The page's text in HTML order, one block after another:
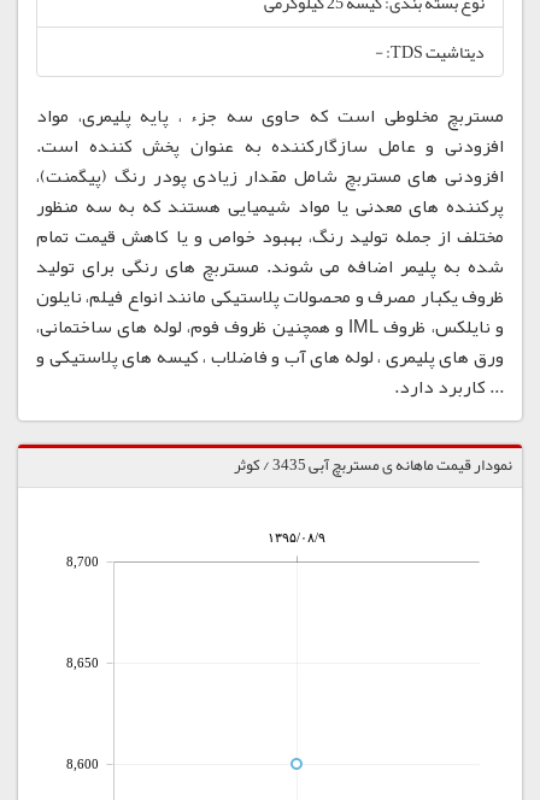
دیتاشیت TDS: -
مستربچ مخلوطی است که حاوی سه جزء ، پایه پلیمری، مواد
افزودنی و عامل سازگارکننده به عنوان پخش کننده است.
افزودنی های مستربچ شامل مقدار زیادی پودر رنگ (پیگمنت)،
پرکننده های معدنی یا مواد شیمیایی هستند که به سه منظور
مختلف از جمله تولید رنگ، بهبود خواص و یا کاهش قیمت تمام
شده به پلیمر اضافه می شوند. مستربچ های رنگی برای تولید
ظروف یکبار مصرف و محصولات پلاستیکی مانند انواع فیلم، نایلون
و نایلکس، ظروف IML و همچنین ظروف فوم، لوله های ساختمانی،
ورق های پلیمری ، لوله های آب و فاضلاب ، کیسه های پلاستیکی و
... کاربرد دارد.
نمودار قیمت ماهانه ی مستربچ آبی 3435 / کوثر
۱۳۹۵/۰۸/۹
8,600
8,650
8,700